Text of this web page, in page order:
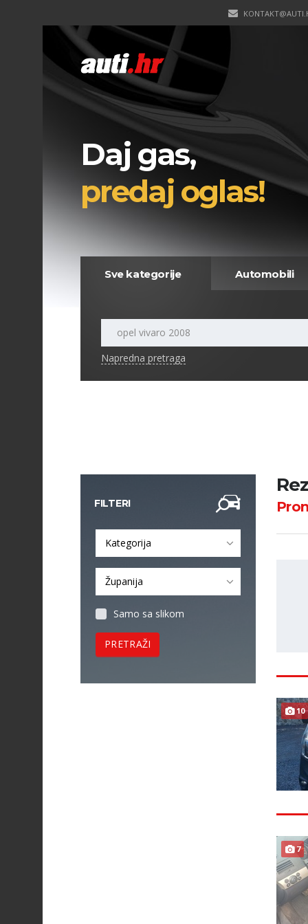
Daj gas,
predaj oglas!
Sve kategorije Automobili
Napredna pretraga
FILTERI
Kategorija
Županija
Samo sa slikom
PRETRAŽI
10
7